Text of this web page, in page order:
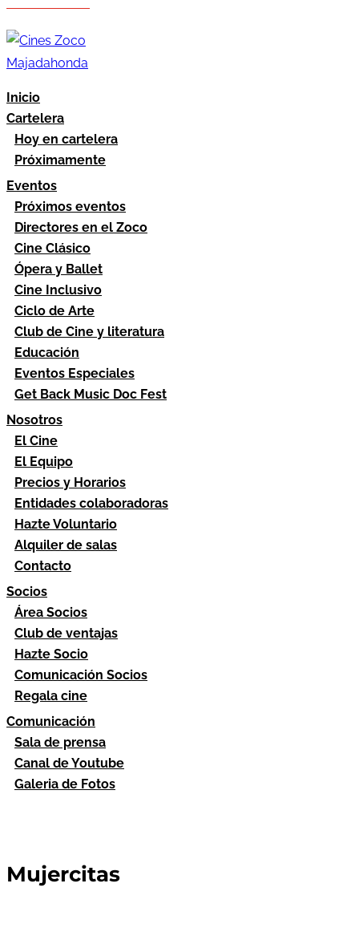
Inicio
Cartelera
Hoy en cartelera
Próximamente
Eventos
Próximos eventos
Directores en el Zoco
Cine Clásico
Ópera y Ballet
Cine Inclusivo
Ciclo de Arte
Club de Cine y literatura
Educación
Eventos Especiales
Get Back Music Doc Fest
Nosotros
El Cine
El Equipo
Precios y Horarios
Entidades colaboradoras
Hazte Voluntario
Alquiler de salas
Contacto
Socios
Área Socios
Club de ventajas
Hazte Socio
Comunicación Socios
Regala cine
Comunicación
Sala de prensa
Canal de Youtube
Galeria de Fotos
Mujercitas